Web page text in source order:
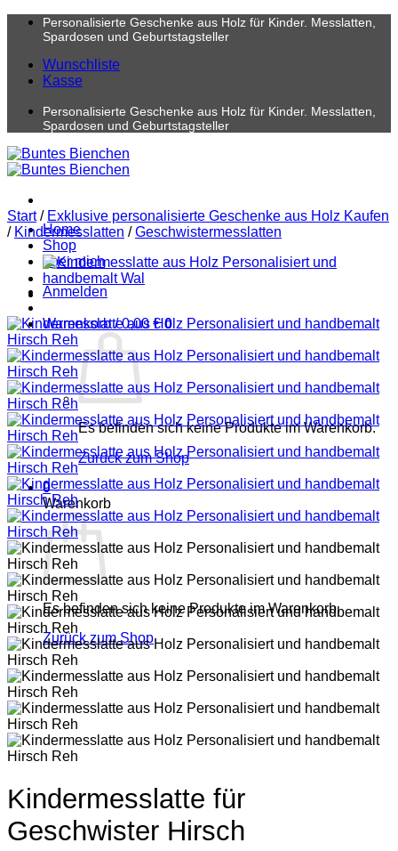
Zum
Personalisierte Geschenke aus Holz für Kinder. Messlatten,
Spardosen und Geburtstagsteller
Wunschliste
Kasse
Personalisierte Geschenke aus Holz für Kinder. Messlatten,
Spardosen und Geburtstagsteller
Home
Shop
über mich
Anmelden
Warenkorb /0,00€ 0
Es befinden sich keine Produkte im Warenkorb.
Zurück zum Shop
0
Warenkorb
Es befinden sich keine Produkte im Warenkorb.
Zurück zum Shop
Start / Exklusive personalisierte Geschenke aus Holz Kaufen
/ Kindermesslatten / Geschwistermesslatten
Kindermesslatte für
Geschwister Hirsch